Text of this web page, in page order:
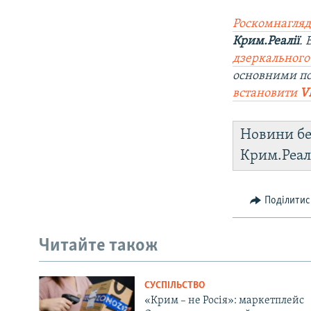
Крим.Реалії.
основними
встановити
Новини
Читайте також
СУСПІЛЬСТВО
«Крим – не Росія»: маркетплейс